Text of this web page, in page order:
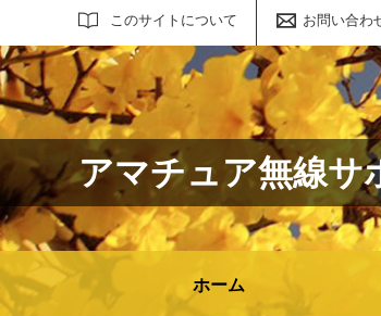
このサイトについて お問い合わ
サイト内検索
アマチュア無線サ
ホーム